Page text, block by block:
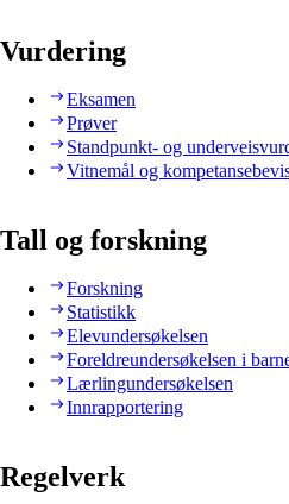
Vurdering
Eksamen
Prøver
Standpunkt- og
Vitnemål og
Tall og forskning
Forskning
Statistikk
Elevundersøkelsen
Foreldreundersøkelsen i
Lærlingundersøkelsen
Innrapportering
Regelverk